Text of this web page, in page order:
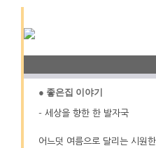
● 좋은집 이야기
- 세상을 향한 한 발자국
어느덧 여름으로 달리는 시원